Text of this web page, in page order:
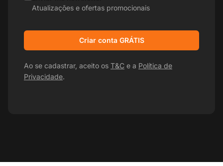
Atualizações e ofertas promocionais
Criar conta GRÁTIS
Ao se cadastrar, aceito os T&C e a Política de
Privacidade.